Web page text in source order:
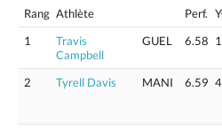
Rang Athlète Perf.
1
Travis
Campbell
GUEL 6.58 1
2
Tyrell Davis MANI 6.59 4